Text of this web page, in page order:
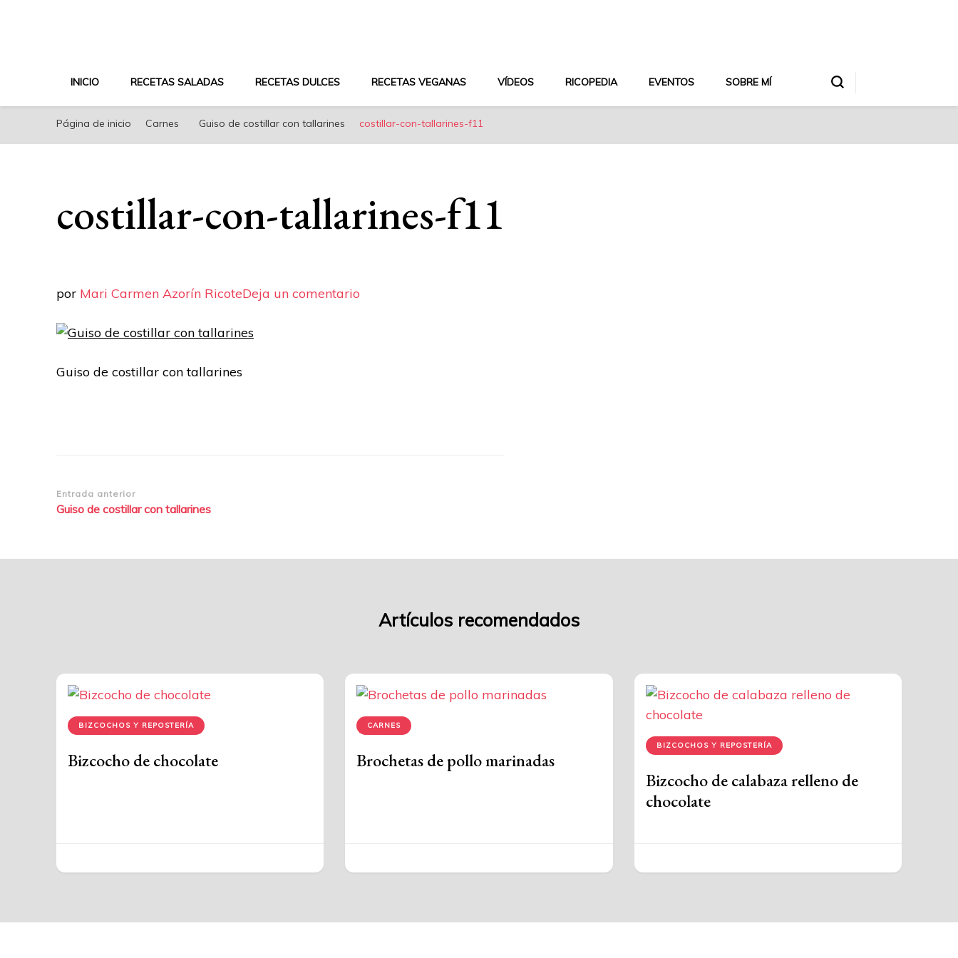
INICIO RECETAS SALADAS RECETAS DULCES RECETAS VEGANAS VÍDEOS RICOPEDIA EVENTOS SOBRE MÍ
Página de inicio Carnes Guiso de costillar con tallarines costillar-con-tallarines-f11
costillar-con-tallarines-f11
por Mari Carmen Azorín RicoteDeja un comentario
Guiso de costillar con tallarines
Navegación
de
Entrada anterior
Guiso de costillar con tallarines
Artículos recomendados
BIZCOCHOS Y REPOSTERÍA
Bizcocho de chocolate
CARNES
Brochetas de pollo marinadas
BIZCOCHOS Y REPOSTERÍA
Bizcocho de calabaza relleno de
chocolate